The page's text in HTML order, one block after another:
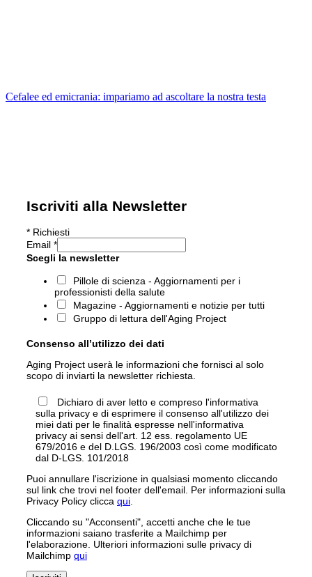
Cefalee ed emicrania: impariamo ad ascoltare la nostra testa
Iscriviti alla Newsletter
* Richiesti
Email *
Scegli la newsletter
Pillole di scienza - Aggiornamenti per i
professionisti della salute
Magazine - Aggiornamenti e notizie per tutti
Gruppo di lettura dell'Aging Project
Consenso all’utilizzo dei dati
Aging Project userà le informazioni che fornisci al solo
scopo di inviarti la newsletter richiesta.
Dichiaro di aver letto e compreso l'informativa
sulla privacy e di esprimere il consenso all'utilizzo dei
miei dati per le finalità espresse nell'informativa
privacy ai sensi dell'art. 12 ess. regolamento UE
679/2016 e del D.LGS. 196/2003 così come modificato
dal D-LGS. 101/2018
Puoi annullare l'iscrizione in qualsiasi momento cliccando
sul link che trovi nel footer dell'email. Per informazioni sulla
Privacy Policy clicca qui
Cliccando su "Acconsenti", accetti anche che le tue
informazioni saiano trasferite a Mailchimp per
l'elaborazione. Ulteriori informazioni sulle privacy di
Mailchimp qui